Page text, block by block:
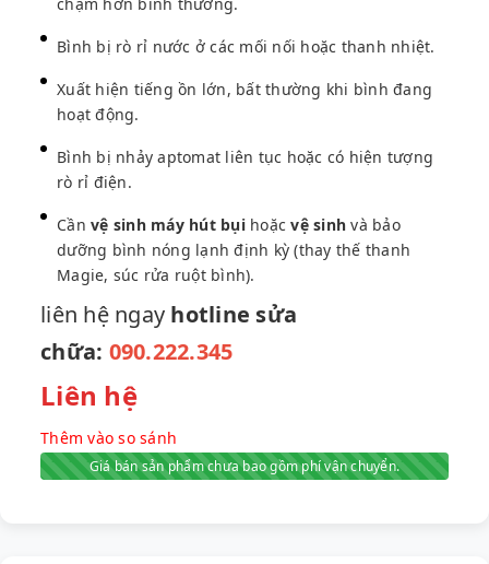
Bình bị rò rỉ nước ở các mối nối hoặc thanh nhiệt.
Xuất hiện tiếng ồn lớn, bất thường khi bình đang
hoạt động.
Bình bị nhảy aptomat liên tục hoặc có hiện tượng
rò rỉ điện.
Cần vệ sinh máy hút bụihoặcvệ sinh và bảo
dưỡng bình nóng lạnh định kỳ (thay thế thanh
Magie, súc rửa ruột bình).
liên hệ ngay hotline sửa
chữa: 090.222.345
Liên hệ
Thêm vào so sánh
Giá bán sản phẩm chưa bao gồm phí vận chuyển.